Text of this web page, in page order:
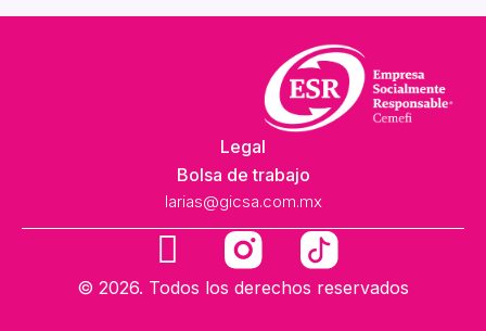
Legal
Bolsa de trabajo
larias@gicsa.com.mx
F
a
© 2026. Todos los derechos reservados